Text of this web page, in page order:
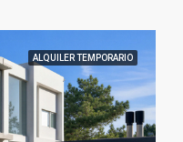
ALQUILER TEMPORARIO